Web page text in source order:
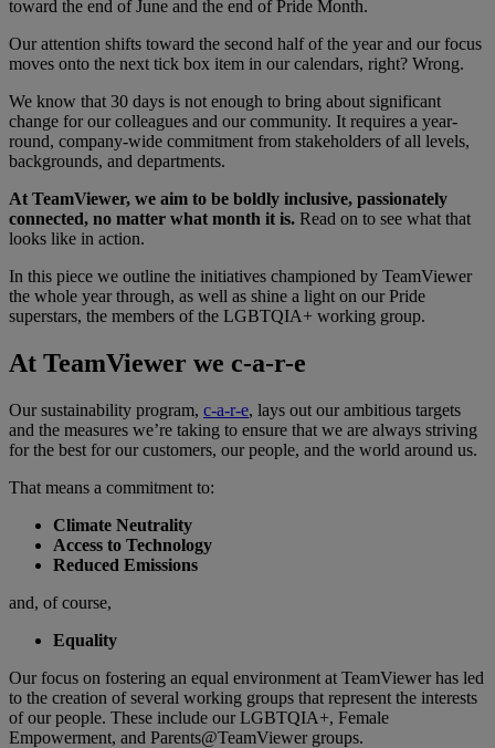
toward the end of June and the end of Pride Month.
Our attention shifts toward the second half of the year and our focus
moves onto the next tick box item in our calendars, right? Wrong.
We know that 30 days is not enough to bring about significant
change for our colleagues and our community. It requires a year-
round, company-wide commitment from stakeholders of all levels,
backgrounds, and departments.
At TeamViewer, we aim to be boldly inclusive, passionately
connected, no matter what month it is. Read on to see what that
looks like in action.
In this piece we outline the initiatives championed by TeamViewer
the whole year through, as well as shine a light on our Pride
superstars, the members of the LGBTQIA+ working group.
At TeamViewer we c-a-r-e
Our sustainability program, c-a-r-e, lays out our ambitious targets
and the measures we’re taking to ensure that we are always striving
for the best for our customers, our people, and the world around us.
That means a commitment to:
Climate Neutrality
Access to Technology
Reduced Emissions
and, of course,
Equality
Our focus on fostering an equal environment at TeamViewer has led
to the creation of several working groups that represent the interests
of our people. These include our LGBTQIA+, Female
Empowerment, and Parents@TeamViewer groups.